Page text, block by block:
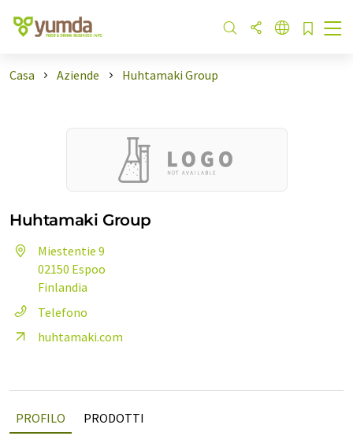
Casa Aziende Huhtamaki Group
Huhtamaki Group
Miestentie 9
02150 Espoo
Finlandia
Telefono
huhtamaki.com
PROFILO PRODOTTI